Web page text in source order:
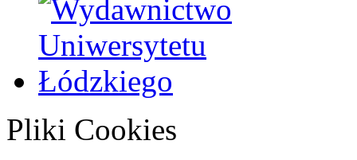
Pliki Cookies